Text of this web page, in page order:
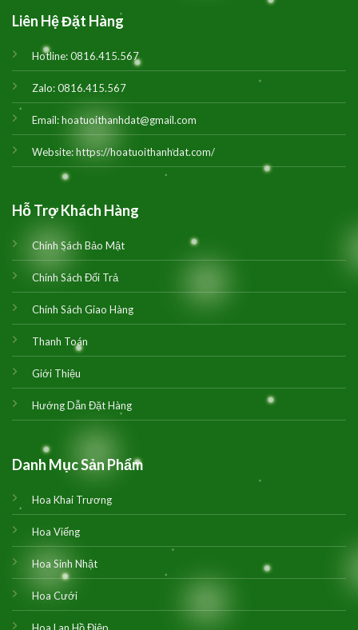
Liên Hệ Đặt Hàng
Hotline:0816.415.567
Zalo:0816.415.567
Email:hoatuoithanhdat@gmail.com
Website:https://hoatuoithanhdat.com/
Hỗ Trợ Khách Hàng
Chính Sách Bảo Mật
Chính Sách Đổi Trả
Chính Sách Giao Hàng
Thanh Toán
Giới Thiệu
Hướng Dẫn Đặt Hàng
Danh Mục Sản Phẩm
Hoa Khai Trương
Hoa Viếng
Hoa Sinh Nhật
Hoa Cưới
Hoa Lan Hồ Điệp